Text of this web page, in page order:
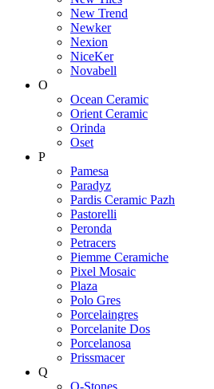
New Trend
Newker
Nexion
NiceKer
Novabell
O
Ocean Ceramic
Orient Ceramic
Orinda
Oset
P
Pamesa
Paradyz
Pardis Ceramic Pazh
Pastorelli
Peronda
Petracers
Piemme Ceramiche
Pixel Mosaic
Plaza
Polo Gres
Porcelaingres
Porcelanite Dos
Porcelanosa
Prissmacer
Q
Q-Stones